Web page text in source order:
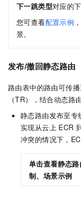
下一跳类型对应的
您可查看配置示例
景。
发布/撤回静态路由
路由表中的路由可传
（TR），结合动态路
静态路由发布至专
实现从云上 ECR
冲突的情况下，
单击查看静态
制、场景示例